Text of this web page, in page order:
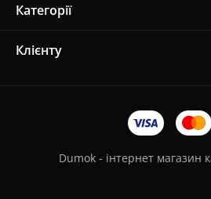
Категорії
Клієнту
Dumok - інтернет магазин